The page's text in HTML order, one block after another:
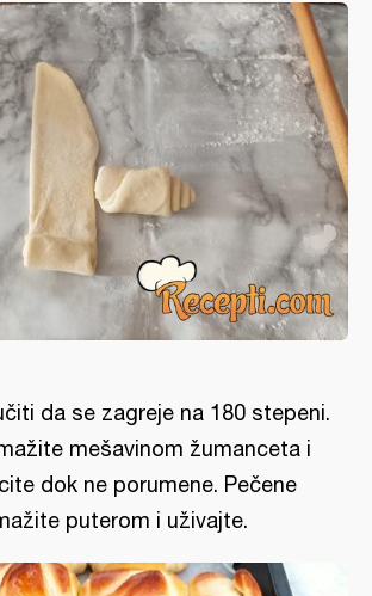
da se zagreje na 180 stepeni.
mešavinom žumanceta i
dok ne porumene. Pečene
puterom i uživajte.